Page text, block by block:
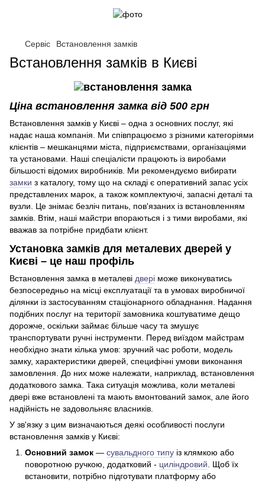
Сервіс Встановлення замків
Встановлення замків в Києві
Ціна встановлення замка від 500 грн
Встановлення замків у Києві – одна з основних послуг, які
надає наша компанія. Ми співпрацюємо з різними категоріями
клієнтів – мешканцями міста, підприємствами, організаціями
та установами. Наші спеціалісти працюють із виробами
більшості відомих виробників. Ми рекомендуємо вибирати
замки з каталогу, тому що на складі є оперативний запас усіх
представлених марок, а також комплектуючі, запасні деталі та
вузли. Це знімає безліч питань, пов'язаних із встановленням
замків. Втім, наші майстри впораються і з тими виробами, які
вважав за потрібне придбати клієнт.
Установка замків для металевих дверей у
Києві – це наш профіль
Встановлення замка в металеві двері може виконуватись
безпосередньо на місці експлуатації та в умовах виробничої
ділянки із застосуванням стаціонарного обладнання. Надання
подібних послуг на території замовника коштуватиме дещо
дорожче, оскільки займає більше часу та змушує
транспортувати ручні інструменти. Перед виїздом майстрам
необхідно знати кілька умов: зручний час роботи, модель
замку, характеристики дверей, специфічні умови виконання
замовлення. До них може належати, наприклад, встановлення
додаткового замка. Така ситуація можлива, коли металеві
двері вже встановлені та мають вмонтований замок, але його
надійність не задовольняє власників.
У зв'язку з цим визначаються деякі особливості послуги
встановлення замків у Києві:
Основний замок — сувальдного типу із клямкою або
поворотною ручкою, додатковий - циліндровий . Щоб їх
встановити, потрібно підготувати платформу або